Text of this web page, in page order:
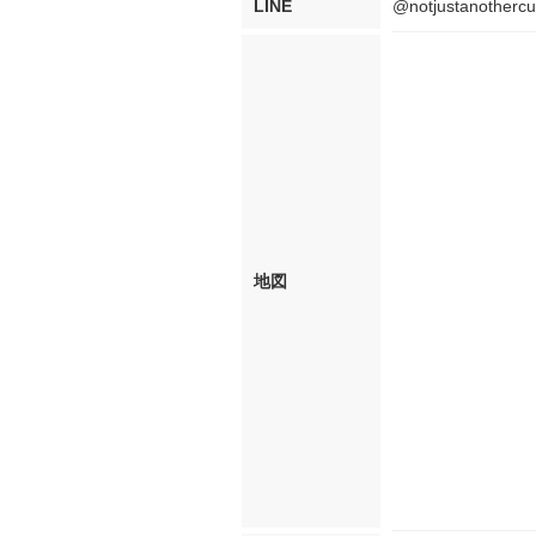
LINE
地図